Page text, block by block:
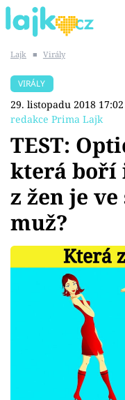
SHOPAHOLICADEL
Témata
Showbyznys
Youtubeři
Virály
Sex a vztahy
Sledujte prima+
Lajk ■ Virály
VIRÁLY
29. listopadu 2018 17:02
redakce Prima Lajk
TEST:
která boří
z žen je
muž?